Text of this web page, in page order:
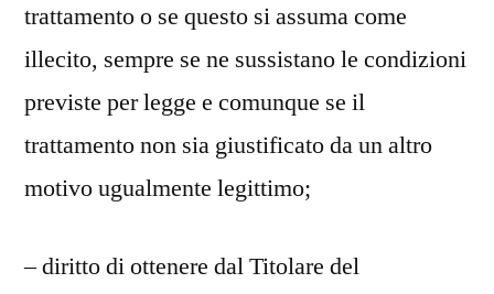
trattamento o se questo si assuma come
illecito, sempre se ne sussistano le condizioni
previste per legge e comunque se il
trattamento non sia giustificato da un altro
motivo ugualmente legittimo;
– diritto di ottenere dal Titolare del